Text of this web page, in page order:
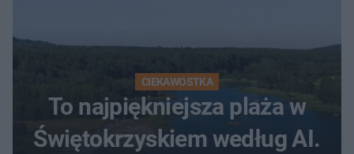
CIEKAWOSTKA
To najpiękniejsza plaża w
Świętokrzyskiem według AI.